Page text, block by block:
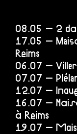
08.05 – 2
17.05 –
Reims
06.07 –
07.07 –
12.07 –
16.07 –
à Reims
19.07 –